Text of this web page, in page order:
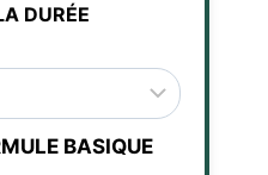
DURÉE
BASIQUE